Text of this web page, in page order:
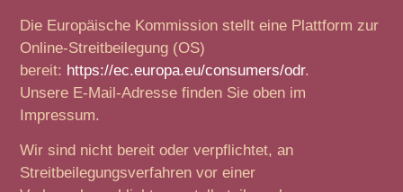
Die Europäische Kommission stellt eine Plattform zur
Online-Streitbeilegung (OS)
bereit: https://ec.europa.eu/consumers/odr.
Unsere E-Mail-Adresse finden Sie oben im
Impressum.
Wir sind nicht bereit oder verpflichtet, an
Streitbeilegungsverfahren vor einer